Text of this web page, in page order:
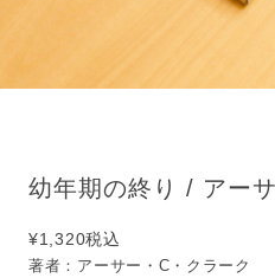
幼年期の終り / アー
¥1,320税込
著者：アーサー・C・クラーク